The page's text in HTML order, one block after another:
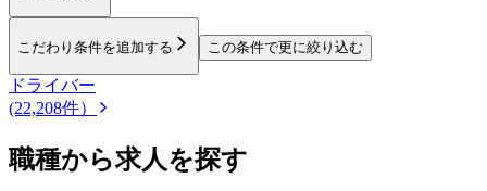
こだわり条件を追加する この条件で更に絞り込む
ドライバー
(22,208件）
職種から求人を探す